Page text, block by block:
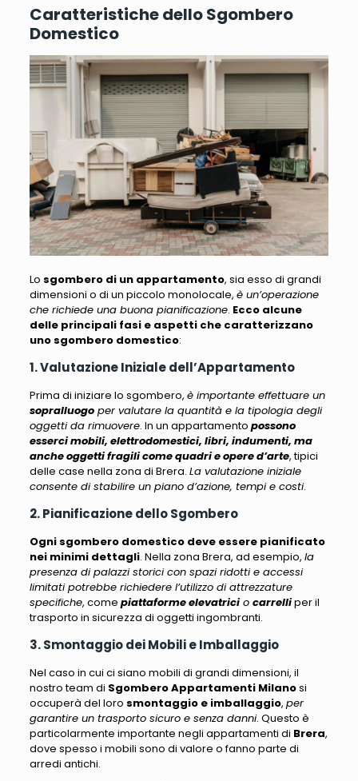
Caratteristiche dello Sgombero
Domestico
Lo sgombero di un appartamento, sia esso di grandi
dimensioni o di un piccolo monolocale, è un’operazione
che richiede una buona pianificazione. Ecco alcune
delle principali fasi e aspetti che caratterizzano
uno sgombero domestico:
1. Valutazione Iniziale dell’Appartamento
Prima di iniziare lo sgombero, è importante effettuare un
sopralluogoper valutare la quantità e la tipologia degli
oggetti da rimuovere. In un appartamento possono
esserci mobili, elettrodomestici, libri, indumenti, ma
anche oggetti fragili come quadri e opere d’arte, tipici
delle case nella zona di Brera. La valutazione iniziale
consente di stabilire un piano d’azione, tempi e costi.
2. Pianificazione dello Sgombero
Ogni sgombero domestico deve essere pianificato
nei minimi dettagli. Nella zona Brera, ad esempio, la
presenza di palazzi storici con spazi ridotti e accessi
limitati potrebbe richiedere l’utilizzo di attrezzature
specifiche, come piattaforme elevatricio carrelliper il
trasporto in sicurezza di oggetti ingombranti.
3. Smontaggio dei Mobili e Imballaggio
Nel caso in cui ci siano mobili di grandi dimensioni, il
nostro team di Sgombero Appartamenti Milanosi
occuperà del loro smontaggio e imballaggio, per
garantire un trasporto sicuro e senza danni. Questo è
particolarmente importante negli appartamenti di Brera,
dove spesso i mobili sono di valore o fanno parte di
arredi antichi.